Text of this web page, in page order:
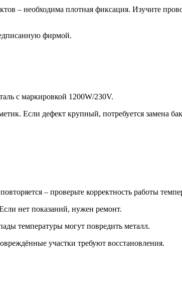
– необходима плотная фиксация. Изучите
фирмой.
с маркировкой 1200W/230V.
Если дефект крупный, потребуется замена
– проверьте корректность работы
нет показаний, нужен ремонт.
температуры могут повредить металл.
участки требуют восстановления.